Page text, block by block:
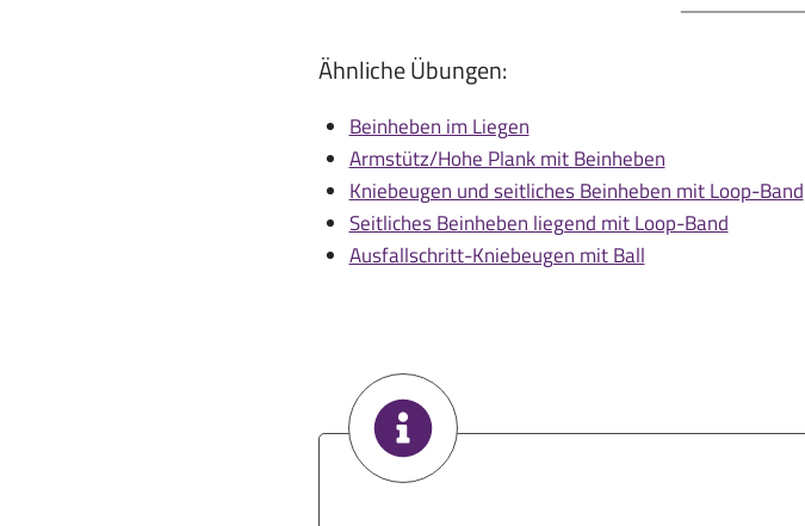
Ähnliche Übungen:
Beinheben im Liegen
Armstütz/Hohe Plank mit Beinheben
Kniebeugen und seitliches Beinheben mit Loop-Band
Seitliches Beinheben liegend mit Loop-Band
Ausfallschritt-Kniebeugen mit Ball